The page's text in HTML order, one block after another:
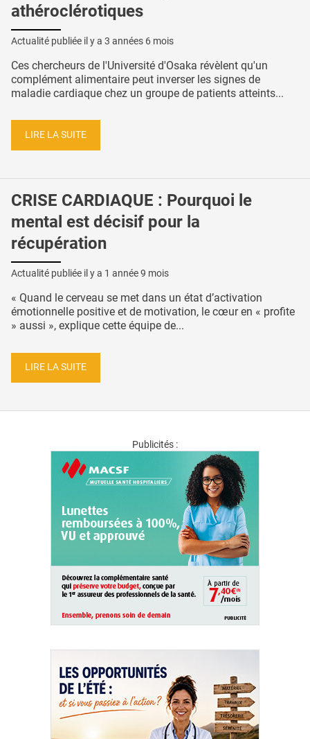
athéroclérotiques
Actualité publiée il y a 3 années 6 mois
Ces chercheurs de l'Université d'Osaka révèlent qu'un
complément alimentaire peut inverser les signes de
maladie cardiaque chez un groupe de patients atteints...
LIRE LA SUITE
CRISE CARDIAQUE : Pourquoi le
mental est décisif pour la
récupération
Actualité publiée il y a 1 année 9 mois
« Quand le cerveau se met dans un état d’activation
émotionnelle positive et de motivation, le cœur en « profite
» aussi », explique cette équipe de...
LIRE LA SUITE
Publicités :